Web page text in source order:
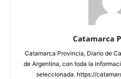
Catamarca
Catamarca Provincia, Diario de
de Argentina, con toda la
seleccionada. https://